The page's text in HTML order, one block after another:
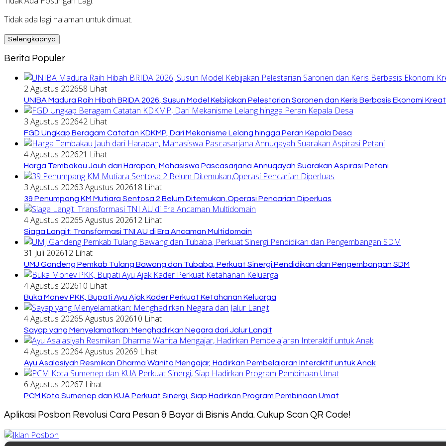
Tidak ada lagi halaman untuk dimuat.
Selengkapnya
Berita Populer
2 Agustus 202658 Lihat
UNIBA Madura Raih Hibah BRIDA 2026, Susun Model Kebijakan Pelestarian Saronen dan Keris Berbasis Ekonomi
3 Agustus 202642 Lihat
FGD Ungkap Beragam Catatan KDKMP, Dari Mekanisme Lelang hingga Peran Kepala Desa
4 Agustus 202621 Lihat
Harga Tembakau Jauh dari Harapan, Mahasiswa Pascasarjana Annuqayah Suarakan Aspirasi Petani
3 Agustus 20263 Agustus 202618 Lihat
39 Penumpang KM Mutiara Sentosa 2 Belum Ditemukan,Operasi Pencarian Diperluas
4 Agustus 20265 Agustus 202612 Lihat
Siaga Langit: Transformasi TNI AU di Era Ancaman Multidomain
31 Juli 202612 Lihat
UMJ Gandeng Pemkab Tulang Bawang dan Tubaba, Perkuat Sinergi Pendidikan dan Pengembangan SDM
4 Agustus 202610 Lihat
Buka Monev PKK, Bupati Ayu Ajak Kader Perkuat Ketahanan Keluarga
4 Agustus 20265 Agustus 202610 Lihat
Sayap yang Menyelamatkan: Menghadirkan Negara dari Jalur Langit
4 Agustus 20264 Agustus 20269 Lihat
Ayu Asalasiyah Resmikan Dharma Wanita Mengajar, Hadirkan Pembelajaran Interaktif untuk Anak
6 Agustus 20267 Lihat
PCM Kota Sumenep dan KUA Perkuat Sinergi, Siap Hadirkan Program Pembinaan Umat
Aplikasi Posbon Revolusi Cara Pesan & Bayar di Bisnis Anda. Cukup Scan QR Code!